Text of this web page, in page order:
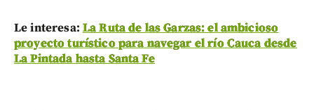
Le interesa: La Ruta de las Garzas: el ambicioso
proyecto turístico para navegar el río Cauca desde
La Pintada hasta Santa Fe